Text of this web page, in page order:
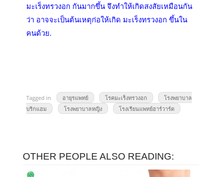
มะเร็งทรวงอก กันมากขึ้น จึงทำให้เกิดสงสัยเหมือนกัน
ว่า อาจจะเป็นต้นเหตุก่อให้เกิด มะเร็งทรวงอก ขึ้นใน
คนด้วย.
Tagged in อายุรแพทย์ โรคมะเร็งทรวงอก
โรงพยาบาล
บริกแฮม
โรงพยาบาลหญิง โรงเรียนแพทย์ฮาร์วาร์ด
OTHER PEOPLE ALSO READING: